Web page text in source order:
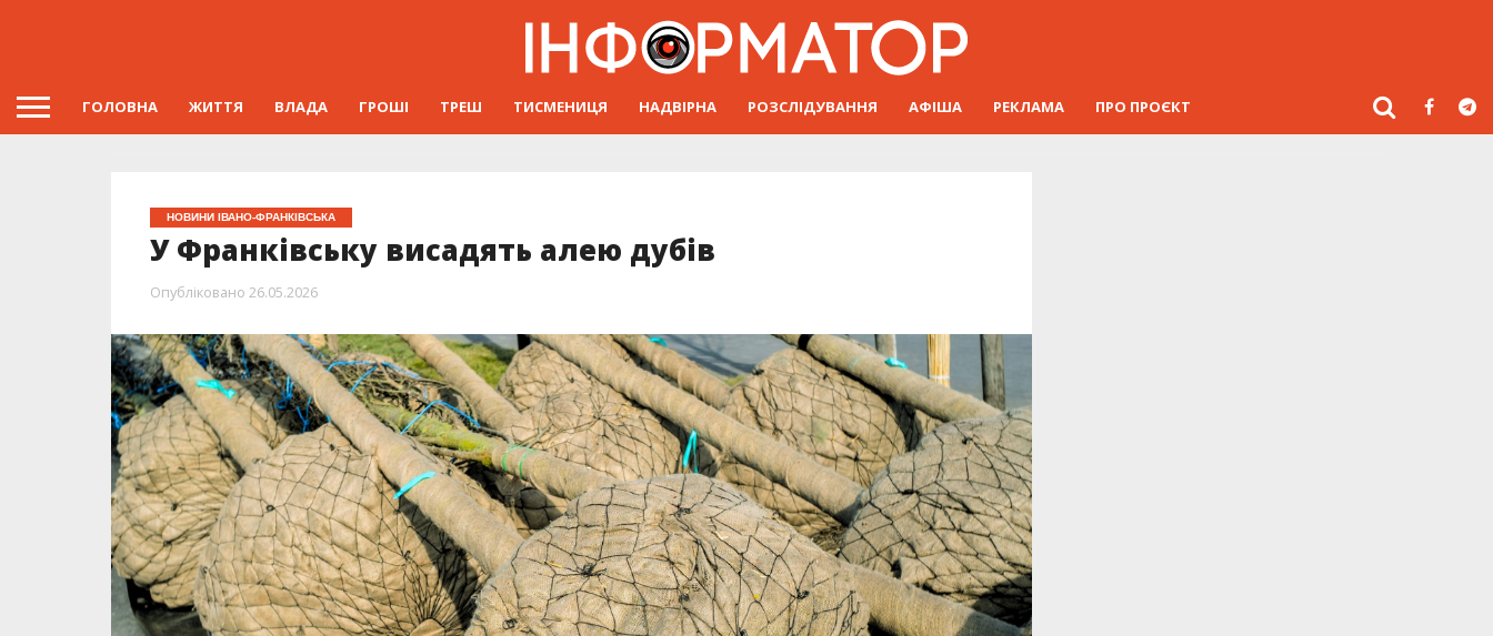
ГОЛОВНА ЖИТТЯ ВЛАДА ГРОШІ ТРЕШ ТИСМЕНИЦЯ НАДВІРНА РОЗСЛІДУВАННЯ АФІША РЕКЛАМА ПРО ПРОЄКТ
НОВИНИ ІВАНО-ФРАНКІВСЬКА
У Франківську висадять алею дубів
Опубліковано 26.05.2026